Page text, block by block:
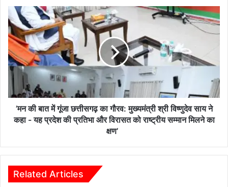
न
की
बा
त
’
का
मू
ण
फि
म
न
की
बा
त
में
जा
त्ती
र
’मन की बात में गूंजा छत्तीसगढ़ का गौरव: मुख्यमंत्री श्री विष्णुदेव साय ने
कहा - यह प्रदेश की प्रतिभा और विरासत को राष्ट्रीय सम्मान मिलने का
क्षण’
Related Articles